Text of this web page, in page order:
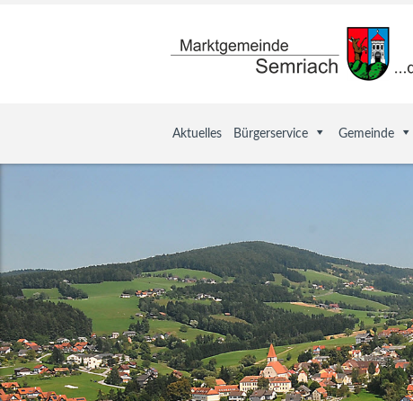
Aktuelles Bürgerservice Gemeinde